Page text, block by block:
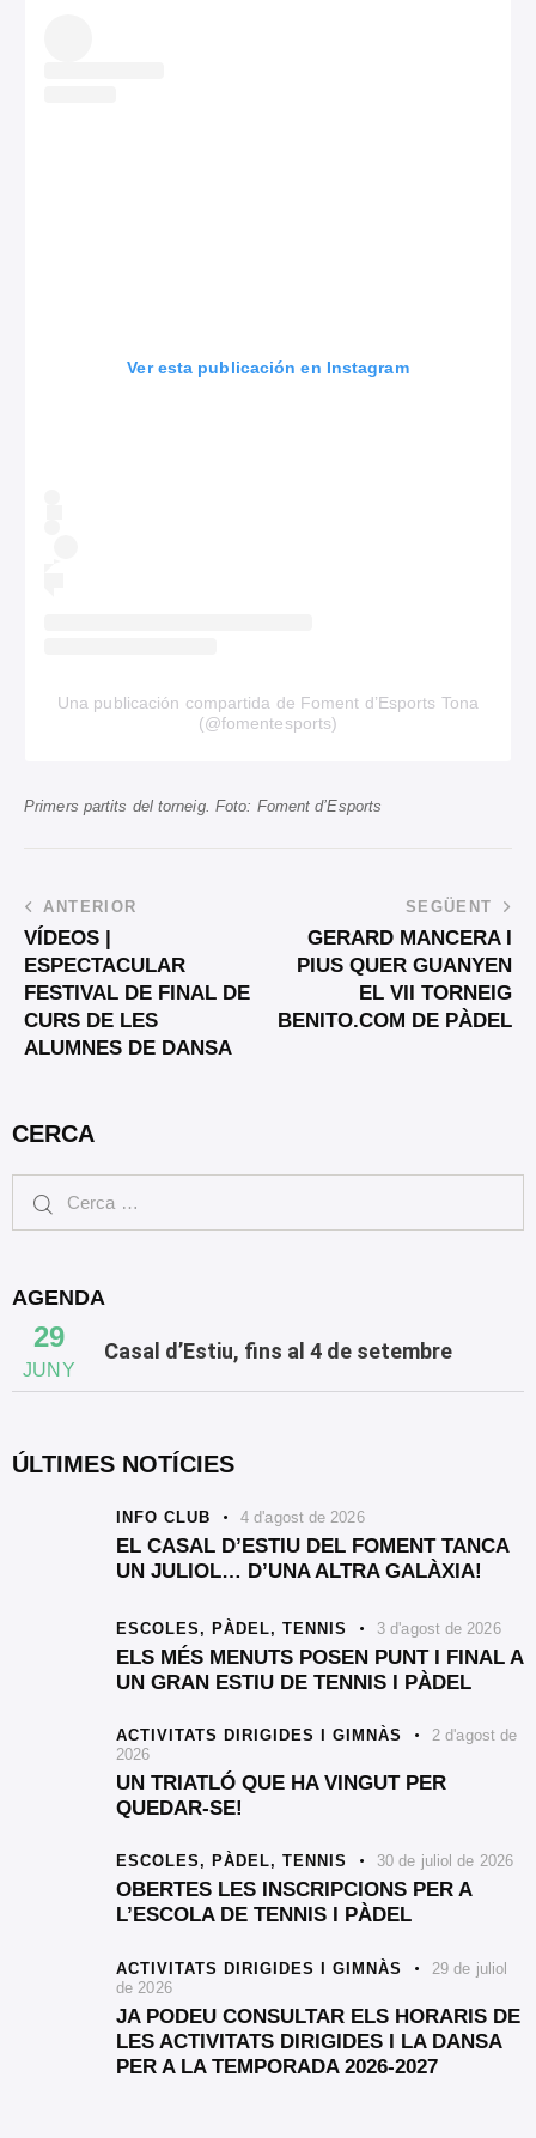
Ver esta publicación en Instagram
Una publicación compartida de Foment d’Esports Tona
(@fomentesports)
Primers partits del torneig. Foto: Foment d’Esports
ANTERIOR
VÍDEOS |
ESPECTACULAR
FESTIVAL DE FINAL DE
CURS DE LES
ALUMNES DE DANSA
SEGÜENT
GERARD MANCERA I
PIUS QUER GUANYEN
EL VII TORNEIG
BENITO.COM DE PÀDEL
CERCA
AGENDA
29
JUNY
Casal d’Estiu, fins al 4 de setembre
ÚLTIMES NOTÍCIES
INFO CLUB 4 d'agost de 2026
EL CASAL D’ESTIU DEL FOMENT TANCA
UN JULIOL… D’UNA ALTRA GALÀXIA!
ESCOLES, PÀDEL, TENNIS 3 d'agost de 2026
ELS MÉS MENUTS POSEN PUNT I FINAL A
UN GRAN ESTIU DE TENNIS I PÀDEL
ACTIVITATS DIRIGIDES I GIMNÀS
2 d'agost de
2026
UN TRIATLÓ QUE HA VINGUT PER
QUEDAR-SE!
ESCOLES, PÀDEL, TENNIS 30 de juliol de 2026
OBERTES LES INSCRIPCIONS PER A
L’ESCOLA DE TENNIS I PÀDEL
ACTIVITATS DIRIGIDES I GIMNÀS
29 de juliol
de 2026
JA PODEU CONSULTAR ELS HORARIS DE
LES ACTIVITATS DIRIGIDES I LA DANSA
PER A LA TEMPORADA 2026-2027